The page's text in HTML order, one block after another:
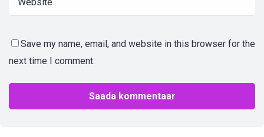
Save my name, email, and website in this browser for the
next time I comment.